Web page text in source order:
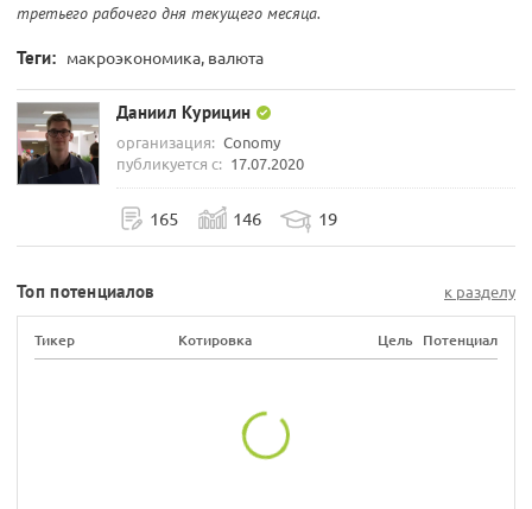
третьего рабочего дня текущего месяца.
Теги: макроэкономика, валюта
Даниил Курицин
организация: Conomy
публикуется с: 17.07.2020
165 146 19
Топ потенциалов к разделу
Тикер Котировка Цель Потенциал